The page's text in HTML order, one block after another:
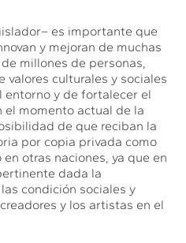
es importante que
y mejoran de muchas
millones de personas,
culturales y sociales
entorno y de fortalecer el
el momento actual de la
de que reciban la
por copia privada como
otras naciones, ya que en
dada la
condición sociales y
y los artistas en el